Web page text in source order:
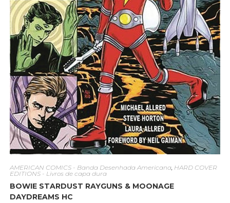
AMERICAN COMICS - Banda Desenhada Americana, HARD COVER
EDITIONS - Livros de capa dura
BOWIE STARDUST RAYGUNS & MOONAGE
DAYDREAMS HC